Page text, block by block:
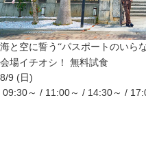
海と空に誓う“パスポートのいら
会場イチオシ！
無料試食
8/9 (日)
09:30～ / 11:00～ / 14:30～ /